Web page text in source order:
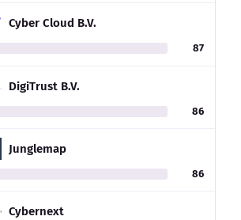
Cyber Cloud B.V.
87
DigiTrust B.V.
86
Junglemap
86
Cybernext